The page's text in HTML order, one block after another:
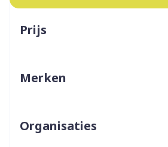
Prijs
Merken
Organisaties